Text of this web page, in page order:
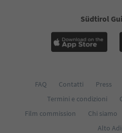
Südtirol
FAQ Contatti Press
Termini e condizioni
Film commission
Chi siamo
Alto